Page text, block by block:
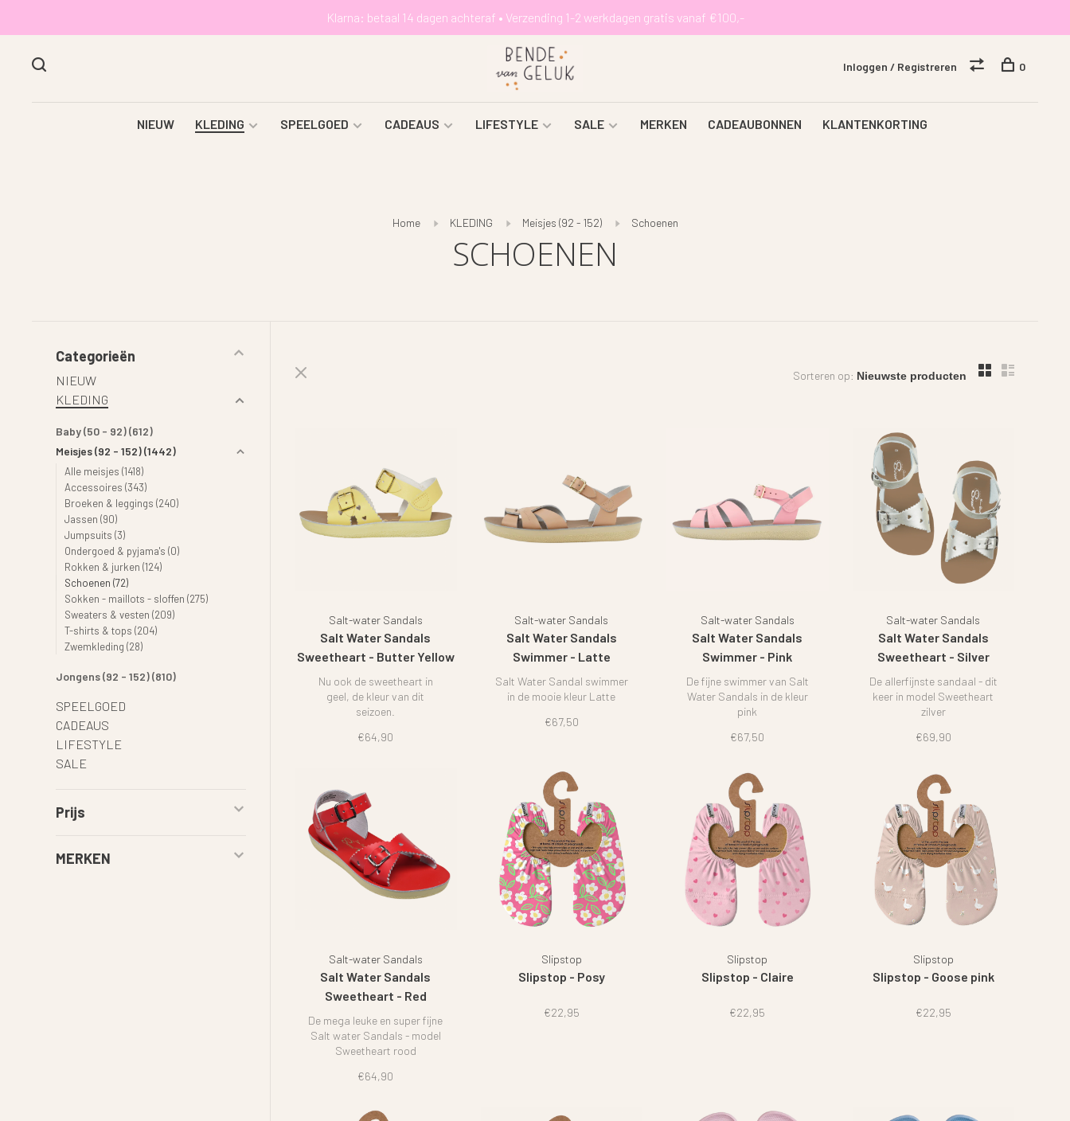
Klarna: betaal 14 dagen achteraf • Verzending 1-2 werkdagen gratis vanaf €100,-
NIEUW KLEDING SPEELGOED CADEAUS LIFESTYLE SALE MERKEN CADEAUBONNEN KLANTENKORTING
Inloggen / Registreren 0
Home KLEDING Meisjes (92 - 152) Schoenen
SCHOENEN
Categorieën
NIEUW
KLEDING
Baby (50 - 92)(612)
Meisjes (92 - 152)(1442)
Alle meisjes (1418)
Accessoires (343)
Broeken & leggings (240)
Jassen (90)
Jumpsuits (3)
Ondergoed & pyjama's (0)
Rokken & jurken (124)
Schoenen (72)
Sokken - maillots - sloffen (275)
Sweaters & vesten (209)
T-shirts & tops (204)
Zwemkleding (28)
Jongens (92 - 152)(810)
SPEELGOED
CADEAUS
LIFESTYLE
SALE
Prijs
MERKEN
Sorteren op:
Salt-water Sandals
Salt Water Sandals
Sweetheart - Butter Yellow
Nu ook de sweetheart in
geel, de kleur van dit
seizoen.
€64,90
Salt-water Sandals
Salt Water Sandals
Swimmer - Latte
Salt Water Sandal swimmer
in de mooie kleur Latte
€67,50
Salt-water Sandals
Salt Water Sandals
Swimmer - Pink
De fijne swimmer van Salt
Water Sandals in de kleur
pink
€67,50
Salt-water Sandals
Salt Water Sandals
Sweetheart - Silver
De allerfijnste sandaal - dit
keer in model Sweetheart
zilver
€69,90
Salt-water Sandals
Salt Water Sandals
Sweetheart - Red
De mega leuke en super fijne
Salt water Sandals - model
Sweetheart rood
€64,90
Slipstop
Slipstop - Posy
€22,95
Slipstop
Slipstop - Claire
€22,95
Slipstop
Slipstop - Goose pink
€22,95